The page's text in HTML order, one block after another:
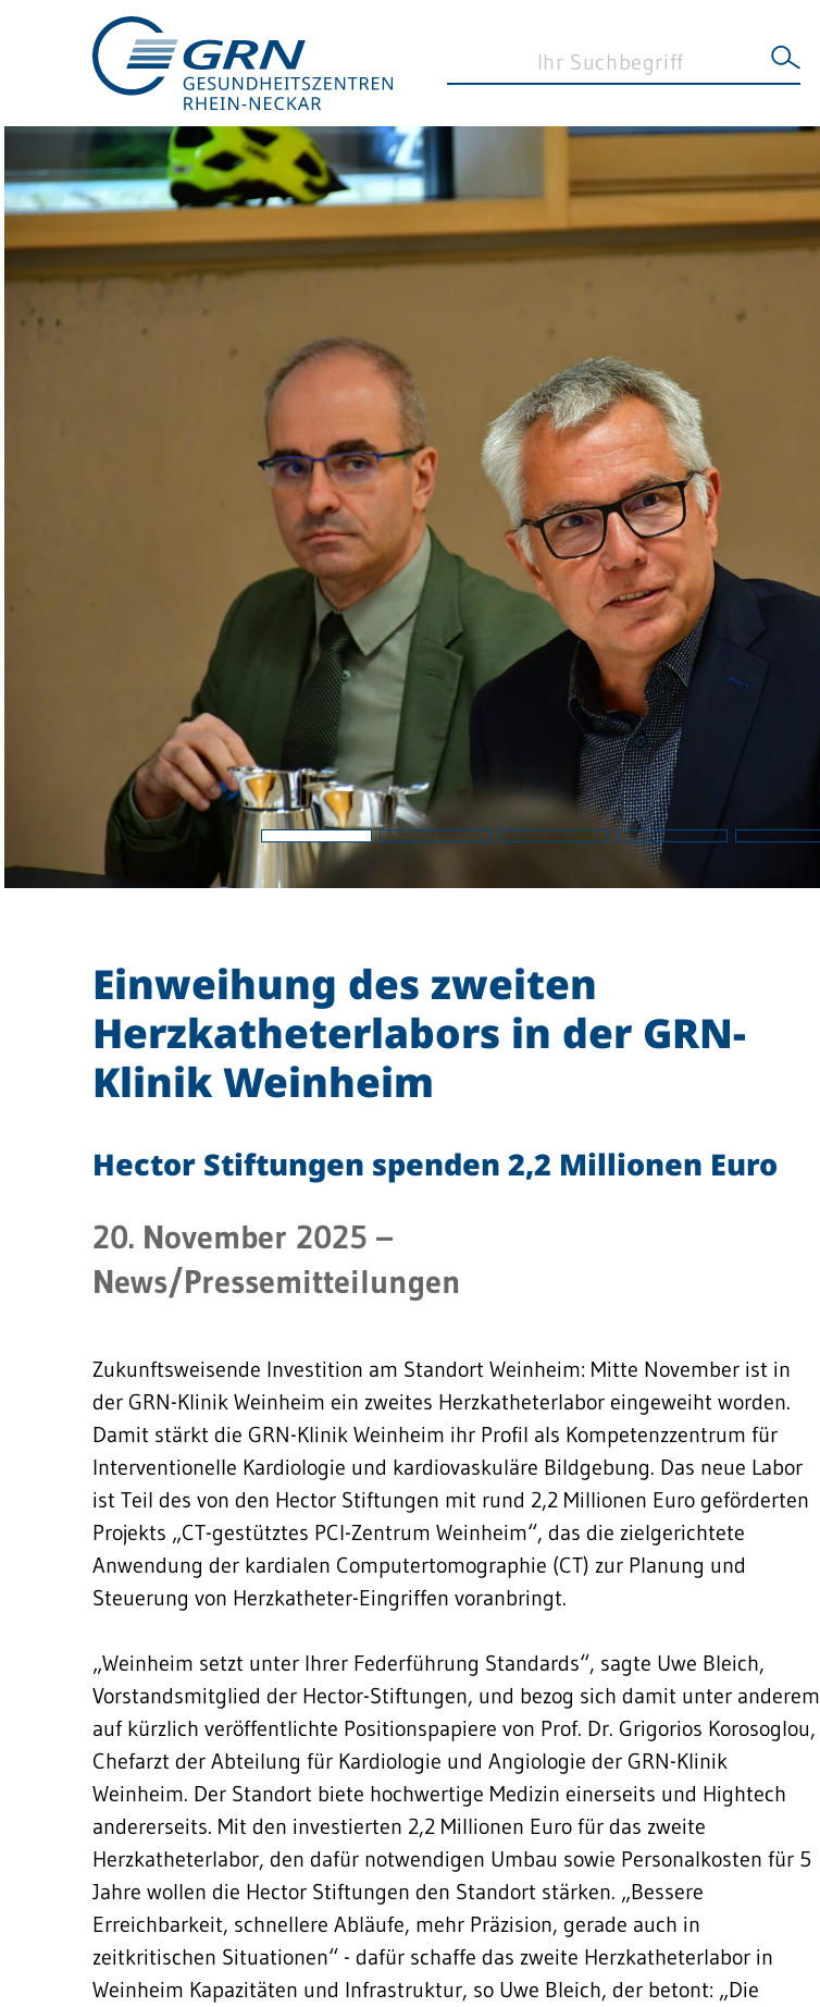
GRN
Medizinische Themenseiten
Veranstaltungen
Karriere
Barrierefreiheit
STANDORTE
Eberbach
Schwetzingen
Sinsheim
Weinheim
Einweihung des zweiten
Herzkatheterlabors in der GRN-
Klinik Weinheim
Hector Stiftungen spenden 2,2 Millionen Euro
20. November 2025 –
News/Pressemitteilungen
Zukunftsweisende Investition am Standort Weinheim: Mitte November ist in
der GRN-Klinik Weinheim ein zweites Herzkatheterlabor eingeweiht worden.
Damit stärkt die GRN-Klinik Weinheim ihr Profil als Kompetenzzentrum für
Interventionelle Kardiologie und kardiovaskuläre Bildgebung. Das neue Labor
ist Teil des von den Hector Stiftungen mit rund 2,2 Millionen Euro geförderten
Projekts „CT-gestütztes PCI-Zentrum Weinheim“, das die zielgerichtete
Anwendung der kardialen Computertomographie (CT) zur Planung und
Steuerung von Herzkatheter-Eingriffen voranbringt.
„Weinheim setzt unter Ihrer Federführung Standards“, sagte Uwe Bleich,
Vorstandsmitglied der Hector-Stiftungen, und bezog sich damit unter anderem
auf kürzlich veröffentlichte Positionspapiere von Prof. Dr. Grigorios Korosoglou,
Chefarzt der Abteilung für Kardiologie und Angiologie der GRN-Klinik
Weinheim. Der Standort biete hochwertige Medizin einerseits und Hightech
andererseits. Mit den investierten 2,2 Millionen Euro für das zweite
Herzkatheterlabor, den dafür notwendigen Umbau sowie Personalkosten für 5
Jahre wollen die Hector Stiftungen den Standort stärken. „Bessere
Erreichbarkeit, schnellere Abläufe, mehr Präzision, gerade auch in
zeitkritischen Situationen“ - dafür schaffe das zweite Herzkatheterlabor in
Weinheim Kapazitäten und Infrastruktur, so Uwe Bleich, der betont: „Die